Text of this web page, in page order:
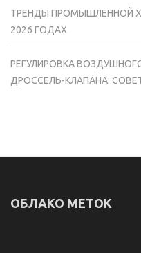
ТРЕНДЫ ПРОМЫШЛЕННОЙ
2026 ГОДАХ
РЕГУЛИРОВКА
ДРОССЕЛЬ-КЛАПАНА:
ОБЛАКО МЕТОК